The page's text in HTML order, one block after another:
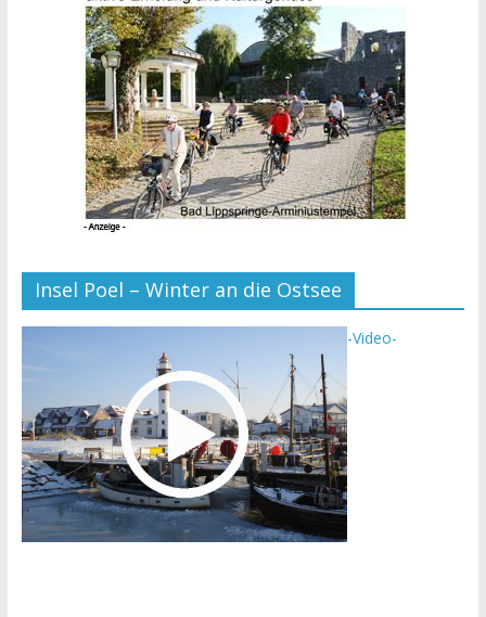
Insel Poel – Winter an die Ostsee
-Video-